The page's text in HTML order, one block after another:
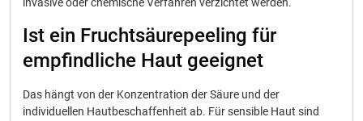
Ist ein Fruchtsäurepeeling für
empfindliche Haut geeignet
Das hängt von der Konzentration der Säure und der
individuellen Hautbeschaffenheit ab. Für sensible Haut sind